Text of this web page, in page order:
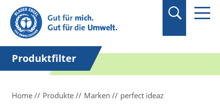
Suchbegriff in
Anführungszeichen
setzen.
Produktfilter
Home Produkte Marken perfect ideaz